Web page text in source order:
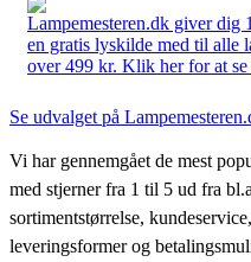
Lampemesteren.dk giver dig
en gratis lyskilde med til alle
over 499 kr. Klik her for at se
Se udvalget på
Vi har gennemgået de mest
med stjerner fra 1 til 5 ud fra
sortimentstørrelse,
leveringsformer og